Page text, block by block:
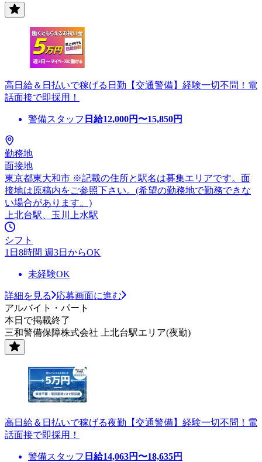
高日給＆日払いで稼げる日勤【交通警備】経験一切不問！電
話面接で即採用！
警備スタッフ 日給12,000円〜15,850円
勤務地
面接地
東京都東大和市 ※記載の住所と駅名は募集エリアです。面
接地は原稿内をご参照下さい。(希望の勤務地で勤務できな
い場合があります。)
上北台駅、玉川上水駅
シフト
1日8時間 週3日からOK
未経験OK
詳細を見る
応募画面に進む
アルバイト・パート
本日で掲載終了
三和警備保障株式会社 上北台駅エリア(夜勤)
高日給＆日払いで稼げる夜勤【交通警備】経験一切不問！電
話面接で即採用！
警備スタッフ 日給14,063円〜18,635円